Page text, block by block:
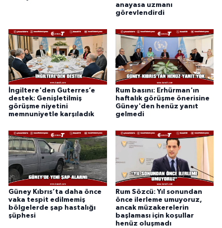
anayasa uzmanı
görevlendirdi
İngiltere'den Guterres’e
destek: Genişletilmiş
görüşme niyetini
memnuniyetle karşıladık
Rum basını: Erhürman'ın
haftalık görüşme önerisine
Güney'den henüz yanıt
gelmedi
Güney Kıbrıs’ta daha önce
vaka tespit edilmemiş
bölgelerde şap hastalığı
şüphesi
Rum Sözcü: Yıl sonundan
önce ilerleme umuyoruz,
ancak müzakerelerin
başlaması için koşullar
henüz oluşmadı